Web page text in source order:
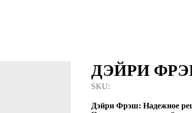
ДЭЙРИ
SKU:
Дэйри Фрэш: Надежное